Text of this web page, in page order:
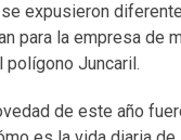
expusieron
para la empresa de
polígono Juncaril.
de este año